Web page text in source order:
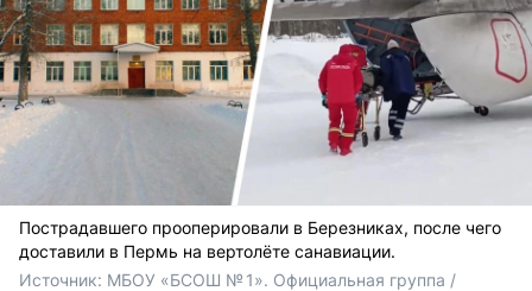
Пострадавшего прооперировали в Березниках, после чего
доставили в Пермь на вертолёте санавиации.
Источник: МБОУ «БСОШ № 1». Официальная группа /